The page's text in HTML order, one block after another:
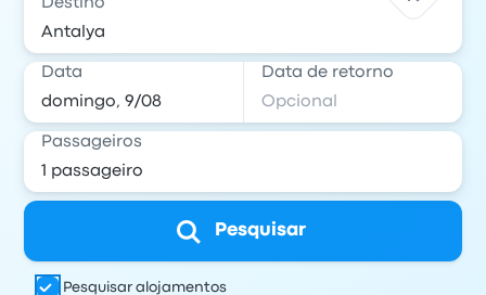
Destino
Data Data de retorno
Passageiros
Pesquisar
Pesquisar alojamentos